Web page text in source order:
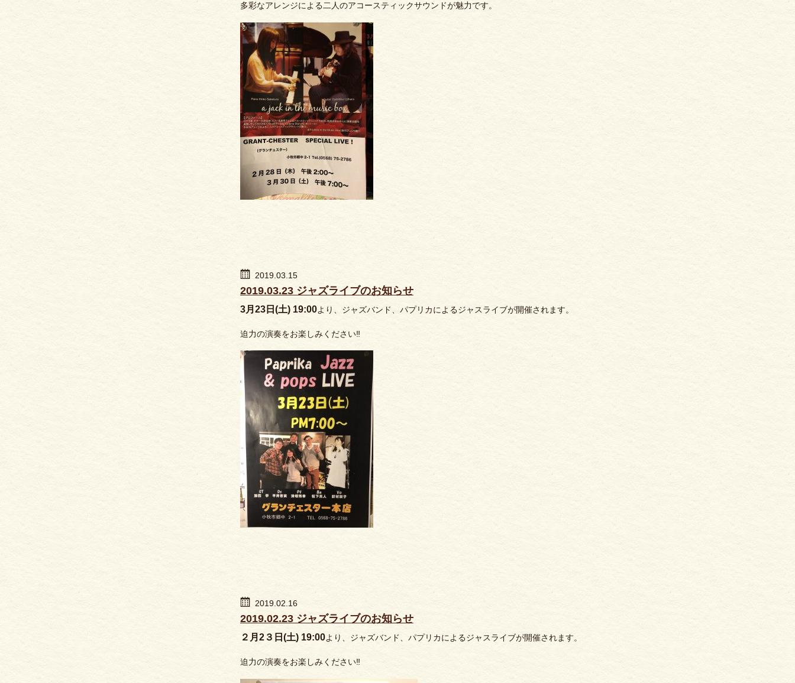
多彩なアレンジによる二人のアコースティックサウンドが魅力です。
2019.03.15
2019.03.23 ジャズライブのお知らせ
3月23日(土) 19:00より、ジャズバンド、パプリカによるジャスライブが開催されます。
迫力の演奏をお楽しみください‼️
2019.02.16
2019.02.23 ジャズライブのお知らせ
２月2３日(土) 19:00より、ジャズバンド、パプリカによるジャスライブが開催されます。
迫力の演奏をお楽しみください‼️